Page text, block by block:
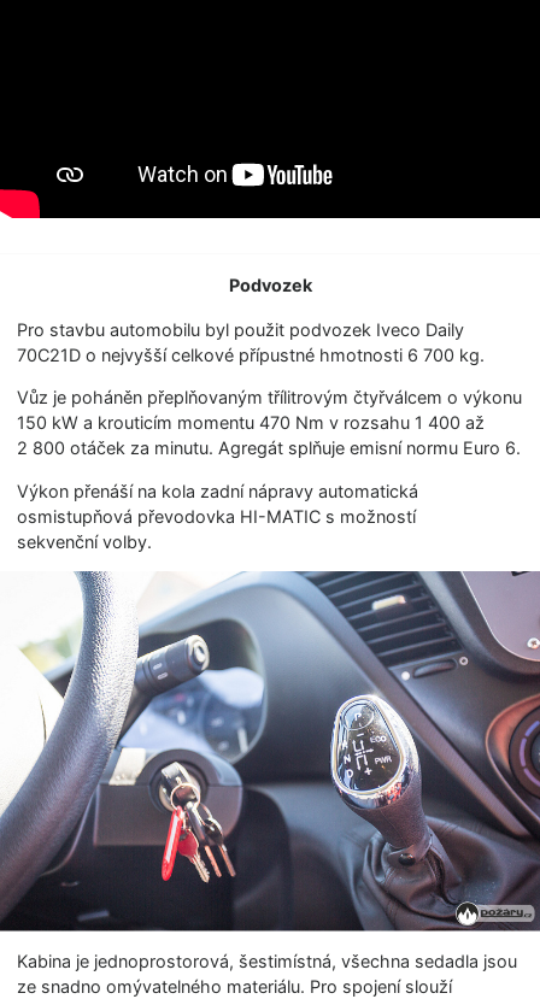
Podvozek
Pro stavbu automobilu byl použit podvozek Iveco Daily
70C21D o nejvyšší celkové přípustné hmotnosti 6 700 kg.
Vůz je poháněn přeplňovaným třílitrovým čtyřválcem o výkonu
150 kW a krouticím momentu 470 Nm v rozsahu 1 400 až
2 800 otáček za minutu. Agregát splňuje emisní normu Euro 6.
Výkon přenáší na kola zadní nápravy automatická
osmistupňová převodovka HI-MATIC s možností
sekvenční volby.
Kabina je jednoprostorová, šestimístná, všechna sedadla jsou
ze snadno omývatelného materiálu. Pro spojení slouží